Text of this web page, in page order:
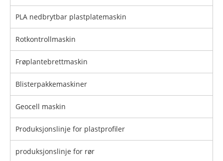
PLA nedbrytbar plastplatemaskin
Rotkontrollmaskin
Frøplantebrettmaskin
Blisterpakkemaskiner
Geocell maskin
Produksjonslinje for plastprofiler
produksjonslinje for rør